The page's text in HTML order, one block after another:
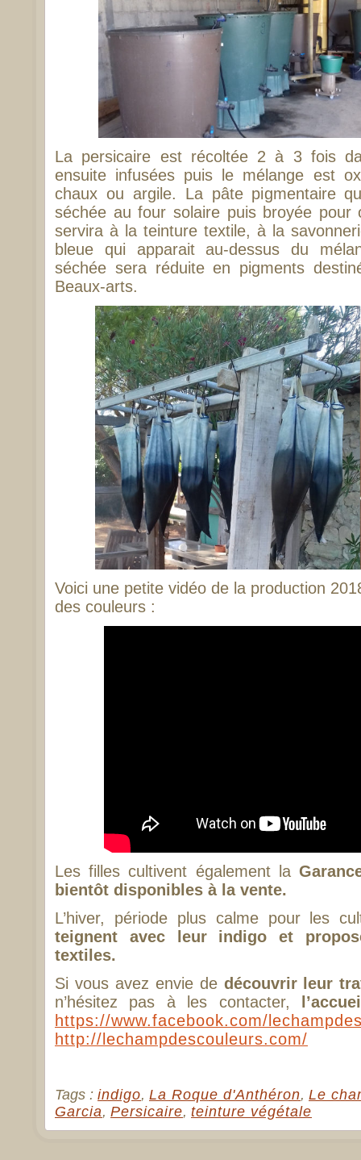
La persicaire est récoltée 2 à 3 fois
ensuite infusées puis le mélange est
chaux ou argile. La pâte pigmentaire
séchée au four solaire puis broyée pour
servira à la teinture textile, à la
bleue qui apparait au-dessus du
séchée sera réduite en pigments
Beaux-arts.
Voici une petite vidéo de la production
des couleurs :
Les filles cultivent également la
bientôt disponibles à la vente.
L’hiver, période plus calme pour les
teignent avec leur indigo et
textiles.
Si vous avez envie de découvrir leur
n’hésitez pas à les contacter,
https://www.facebook.com/
http://lechampdescouleurs.com/
Tags : indigo, La Roque d'Anthéron, Le
Garcia, Persicaire, teinture végétale